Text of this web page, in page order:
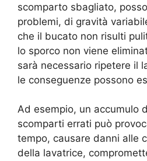
scomparto sbagliato,
problemi, di gravità
che il bucato non risulti
lo sporco non viene
sarà necessario ripetere il
le conseguenze possono
Ad esempio, un accumulo
scomparti errati può
tempo, causare danni alle
della lavatrice,